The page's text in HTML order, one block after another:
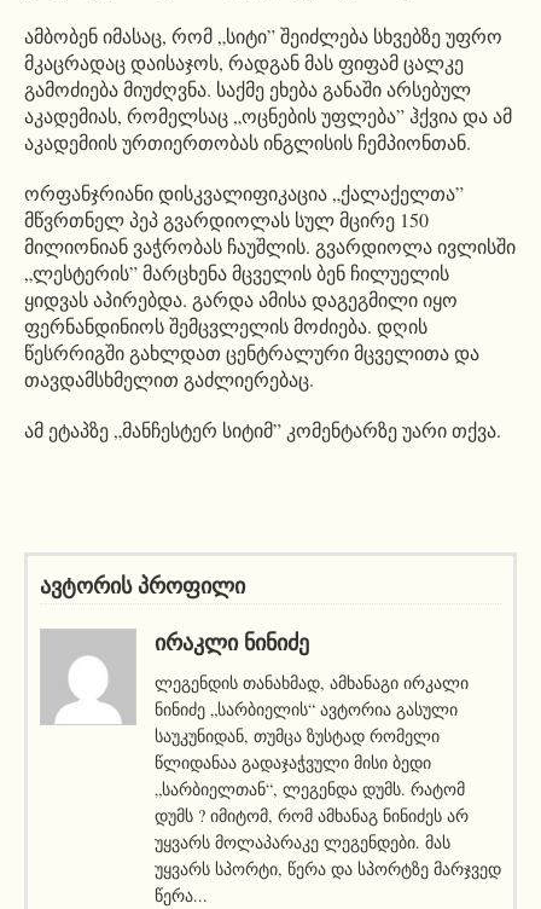
ამბობენ იმასაც, რომ „სიტი” შეიძლება სხვებზე უფრო
მკაცრადაც დაისაჯოს, რადგან მას ფიფამ ცალკე
გამოძიება მიუძღვნა. საქმე ეხება განაში არსებულ
აკადემიას, რომელსაც „ოცნების უფლება” ჰქვია და ამ
აკადემიის ურთიერთობას ინგლისის ჩემპიონთან.
ორფანჯრიანი დისკვალიფიკაცია „ქალაქელთა”
მწვრთნელ პეპ გვარდიოლას სულ მცირე 150
მილიონიან ვაჭრობას ჩაუშლის. გვარდიოლა ივლისში
„ლესტერის” მარცხენა მცველის ბენ ჩილუელის
ყიდვას აპირებდა. გარდა ამისა დაგეგმილი იყო
ფერნანდინიოს შემცვლელის მოძიება. დღის
წესრრიგში გახლდათ ცენტრალური მცველითა და
თავდამსხმელით გაძლიერებაც.
ამ ეტაპზე „მანჩესტერ სიტიმ” კომენტარზე უარი თქვა.
ავტორის პროფილი
ᲘᲠᲐᲙᲚᲘ ᲜᲘᲜᲘᲫᲔ
ლეგენდის თანახმად, ამხანაგი ირკალი
ნინიძე „სარბიელის“ ავტორია გასული
საუკუნიდან, თუმცა ზუსტად რომელი
წლიდანაა გადაჯაჭვული მისი ბედი
„სარბიელთან“, ლეგენდა დუმს. რატომ
დუმს ? იმიტომ, რომ ამხანაგ ნინიძეს არ
უყვარს მოლაპარაკე ლეგენდები. მას
უყვარს სპორტი, წერა და სპორტზე მარჯვედ
წერა...